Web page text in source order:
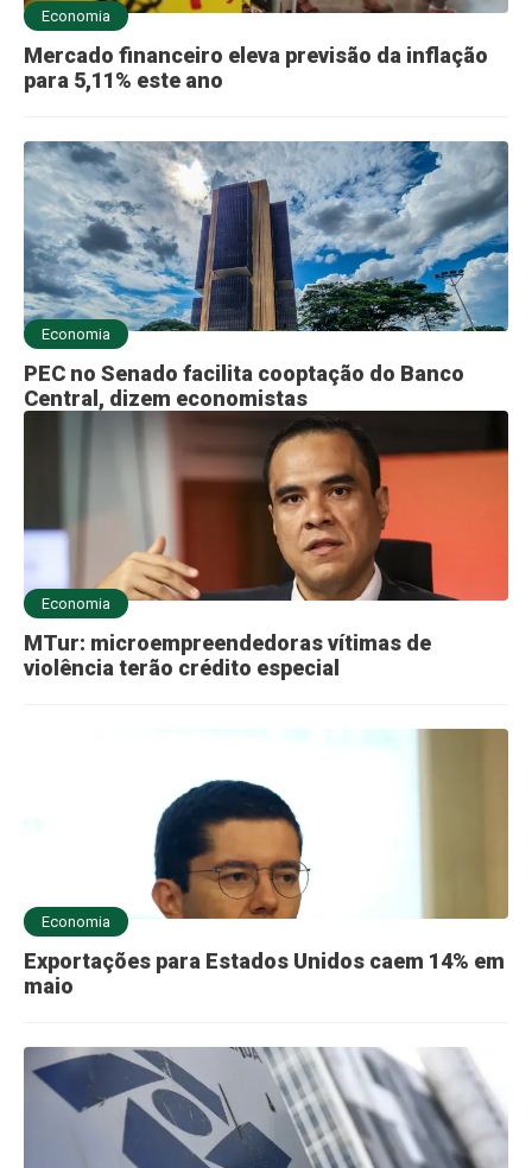
Economia
Mercado financeiro eleva previsão da inflação
para 5,11% este ano
Economia
PEC no Senado facilita cooptação do Banco
Central, dizem economistas
Economia
MTur: microempreendedoras vítimas de
violência terão crédito especial
Economia
Exportações para Estados Unidos caem 14% em
maio